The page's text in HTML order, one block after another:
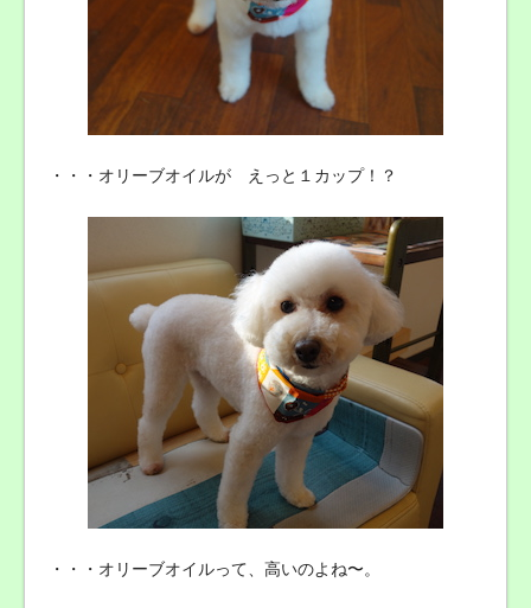
・・・オリーブオイルが えっと１カップ！？
・・・オリーブオイルって、高いのよね〜。